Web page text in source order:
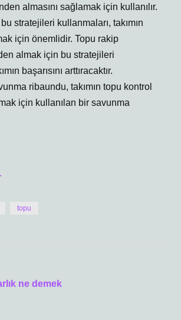
almasını sağlamak için kullanılır.
stratejileri kullanmaları, takımın
için önemlidir. Topu rakip
almak için bu stratejileri
başarısını arttıracaktır.
ribaundu, takımın topu kontrol
için kullanılan bir savunma
topu
ne demek